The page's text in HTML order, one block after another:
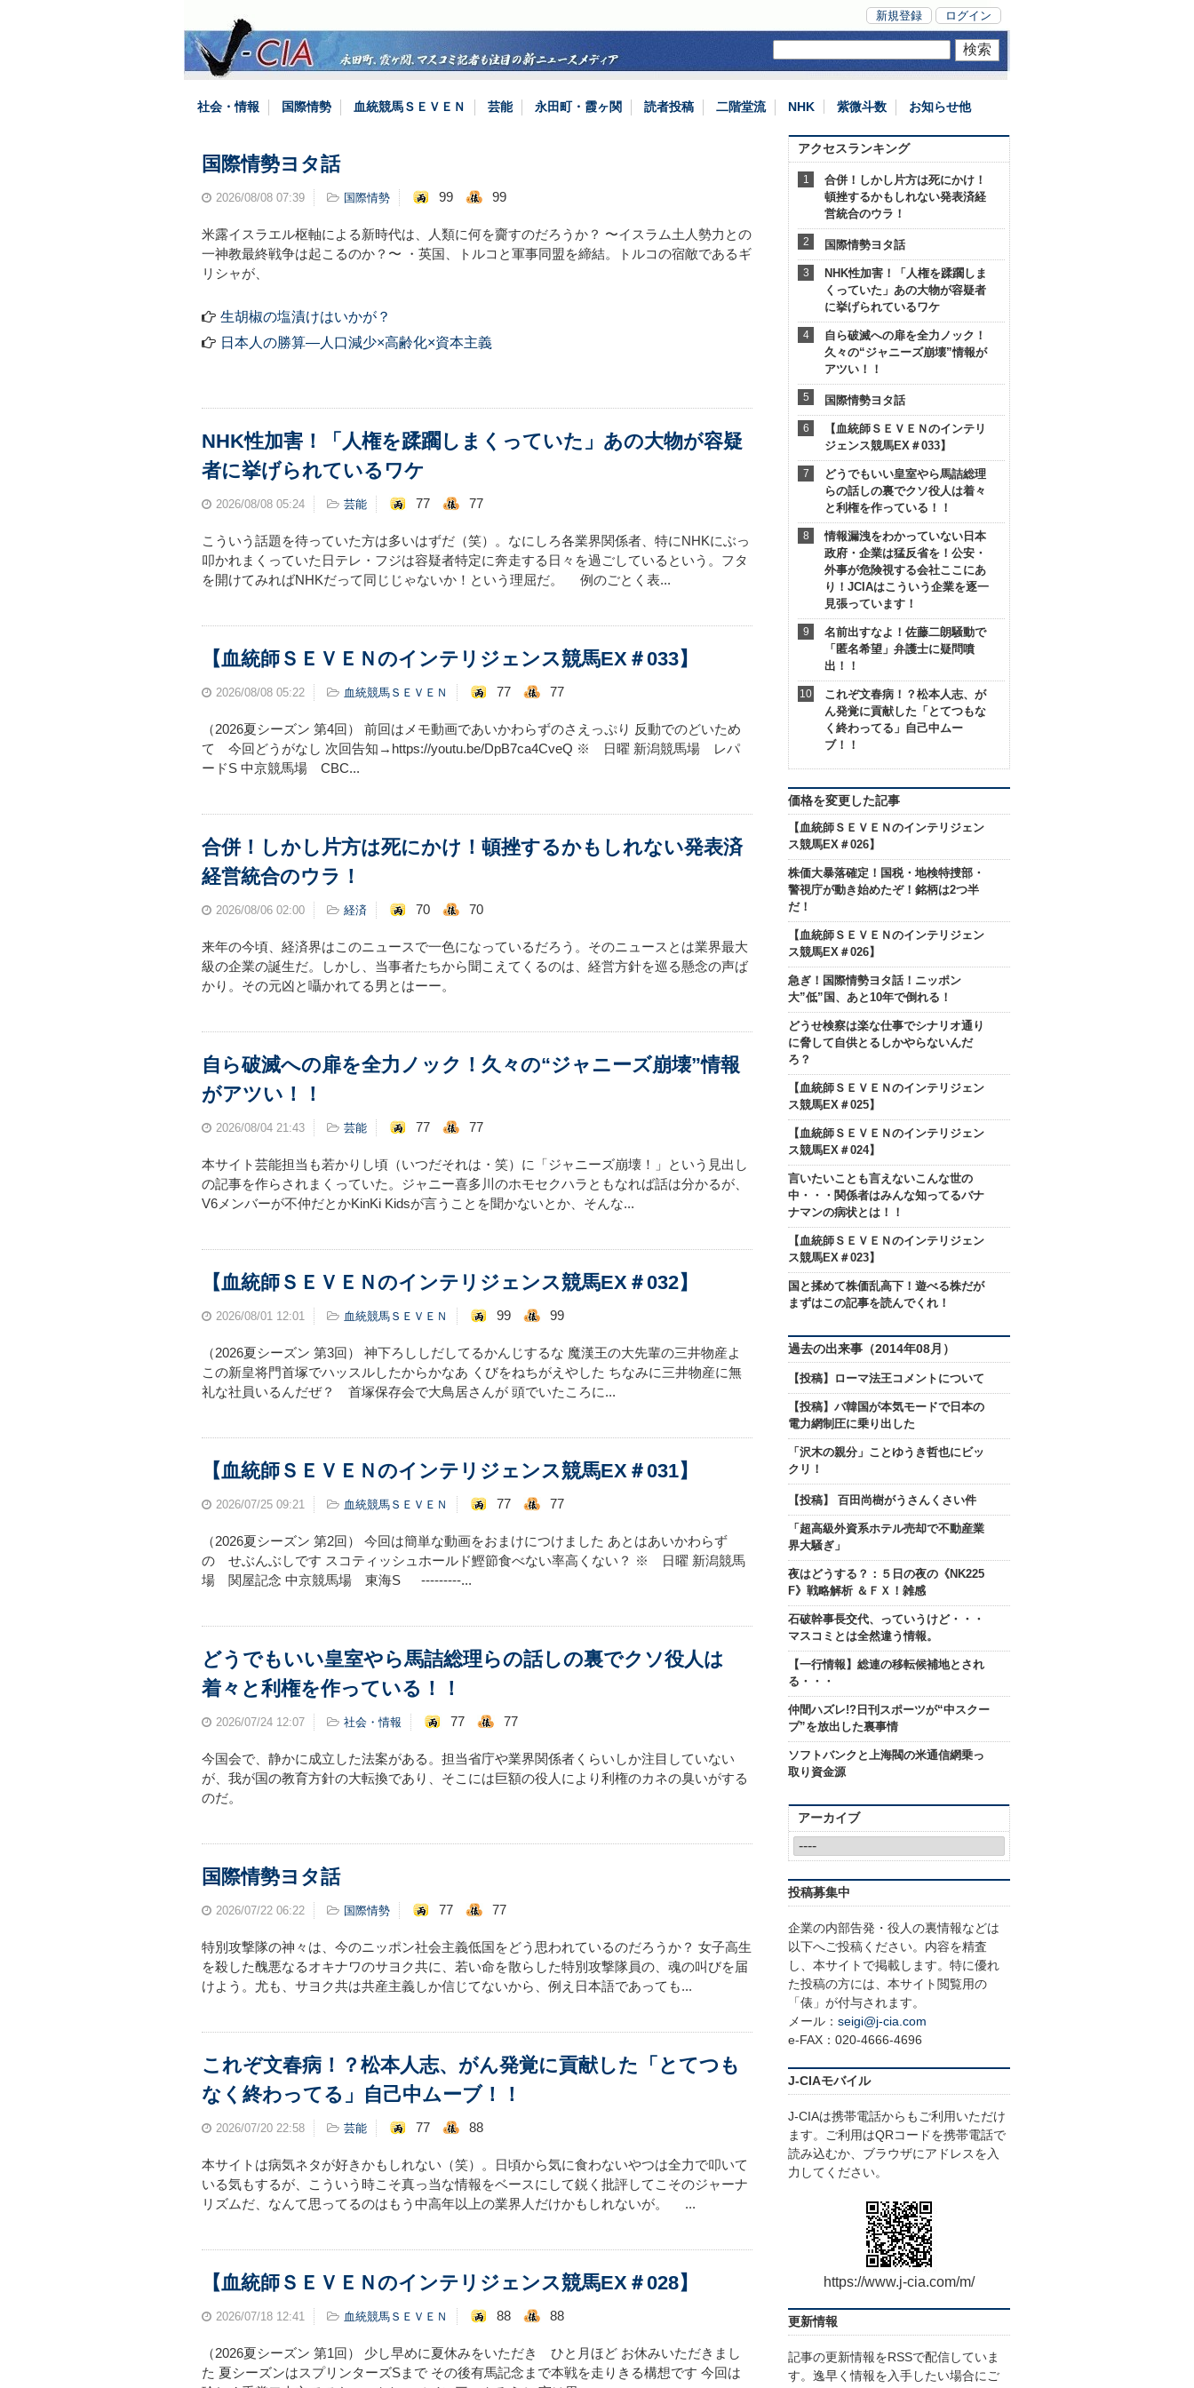
新規登録 ログイン
社会・情報 国際情勢 血統競馬ＳＥＶＥＮ 芸能 永田町・霞ヶ関 読者投稿 二階堂流 NHK 紫微斗数 お知らせ他
国際情勢ヨタ話
2026/08/08 07:39 国際情勢 99 99
米露イスラエル枢軸による新時代は、人類に何を齎すのだろうか？ 〜イスラム土人勢力との
一神教最終戦争は起こるのか？〜 ・英国、トルコと軍事同盟を締結。トルコの宿敵であるギ
リシャが、
生胡椒の塩漬けはいかが？
日本人の勝算―人口減少×高齢化×資本主義
NHK性加害！「人権を蹂躙しまくっていた」あの大物が容疑
者に挙げられているワケ
2026/08/08 05:24 芸能 77 77
こういう話題を待っていた方は多いはずだ（笑）。なにしろ各業界関係者、特にNHKにぶっ
叩かれまくっていた日テレ・フジは容疑者特定に奔走する日々を過ごしているという。フタ
を開けてみればNHKだって同じじゃないか！という理屈だ。 例のごとく表...
【血統師ＳＥＶＥＮのインテリジェンス競馬EX＃033】
2026/08/08 05:22 血統競馬ＳＥＶＥＮ 77 77
（2026夏シーズン 第4回） 前回はメモ動画であいかわらずのさえっぷり 反動でのどいため
て 今回どうがなし 次回告知→https://youtu.be/DpB7ca4CveQ ※ 日曜 新潟競馬場 レパ
ードS 中京競馬場 CBC...
合併！しかし片方は死にかけ！頓挫するかもしれない発表済
経営統合のウラ！
2026/08/06 02:00 経済 70 70
来年の今頃、経済界はこのニュースで一色になっているだろう。そのニュースとは業界最大
級の企業の誕生だ。しかし、当事者たちから聞こえてくるのは、経営方針を巡る懸念の声ば
かり。その元凶と囁かれてる男とはーー。
自ら破滅への扉を全力ノック！久々の“ジャニーズ崩壊”情報
がアツい！！
2026/08/04 21:43 芸能 77 77
本サイト芸能担当も若かりし頃（いつだそれは・笑）に「ジャニーズ崩壊！」という見出し
の記事を作らされまくっていた。ジャニー喜多川のホモセクハラともなれば話は分かるが、
V6メンバーが不仲だとかKinKi Kidsが言うことを聞かないとか、そんな...
【血統師ＳＥＶＥＮのインテリジェンス競馬EX＃032】
2026/08/01 12:01 血統競馬ＳＥＶＥＮ 99 99
（2026夏シーズン 第3回） 神下ろししだしてるかんじするな 魔漢王の大先輩の三井物産よ
この新皇将門首塚でハッスルしたからかなあ くびをねちがえやした ちなみに三井物産に無
礼な社員いるんだぜ？ 首塚保存会で大鳥居さんが 頭でいたころに...
【血統師ＳＥＶＥＮのインテリジェンス競馬EX＃031】
2026/07/25 09:21 血統競馬ＳＥＶＥＮ 77 77
（2026夏シーズン 第2回） 今回は簡単な動画をおまけにつけました あとはあいかわらず
の せぶんぶしです スコティッシュホールド鰹節食べない率高くない？ ※ 日曜 新潟競馬
場 関屋記念 中京競馬場 東海S ---------...
どうでもいい皇室やら馬詰総理らの話しの裏でクソ役人は
着々と利権を作っている！！
2026/07/24 12:07 社会・情報 77 77
今国会で、静かに成立した法案がある。担当省庁や業界関係者くらいしか注目していない
が、我が国の教育方針の大転換であり、そこには巨額の役人により利権のカネの臭いがする
のだ。
国際情勢ヨタ話
2026/07/22 06:22 国際情勢 77 77
特別攻撃隊の神々は、今のニッポン社会主義低国をどう思われているのだろうか？ 女子高生
を殺した醜悪なるオキナワのサヨク共に、若い命を散らした特別攻撃隊員の、魂の叫びを届
けよう。尤も、サヨク共は共産主義しか信じてないから、例え日本語であっても...
これぞ文春病！？松本人志、がん発覚に貢献した「とてつも
なく終わってる」自己中ムーブ！！
2026/07/20 22:58 芸能 77 88
本サイトは病気ネタが好きかもしれない（笑）。日頃から気に食わないやつは全力で叩いて
いる気もするが、こういう時こそ真っ当な情報をベースにして鋭く批評してこそのジャーナ
リズムだ、なんて思ってるのはもう中高年以上の業界人だけかもしれないが。 ...
【血統師ＳＥＶＥＮのインテリジェンス競馬EX＃028】
2026/07/18 12:41 血統競馬ＳＥＶＥＮ 88 88
（2026夏シーズン 第1回） 少し早めに夏休みをいただき ひと月ほど お休みいただきまし
た 夏シーズンはスプリンターズSまで その後有馬記念まで本戦を走りきる構想です 今回は
アクセスランキング
合併！しかし片方は死にかけ！
頓挫するかもしれない発表済経
営統合のウラ！
国際情勢ヨタ話
NHK性加害！「人権を蹂躙しま
くっていた」あの大物が容疑者
に挙げられているワケ
自ら破滅への扉を全力ノック！
久々の“ジャニーズ崩壊”情報が
アツい！！
国際情勢ヨタ話
【血統師ＳＥＶＥＮのインテリ
ジェンス競馬EX＃033】
どうでもいい皇室やら馬詰総理
らの話しの裏でクソ役人は着々
と利権を作っている！！
情報漏洩をわかっていない日本
政府・企業は猛反省を！公安・
外事が危険視する会社ここにあ
り！JCIAはこういう企業を逐一
見張っています！
名前出すなよ！佐藤二朗騒動で
「匿名希望」弁護士に疑問噴
出！！
これぞ文春病！？松本人志、が
ん発覚に貢献した「とてつもな
く終わってる」自己中ムー
ブ！！
価格を変更した記事
【血統師ＳＥＶＥＮのインテリジェン
ス競馬EX＃026】
株価大暴落確定！国税・地検特捜部・
警視庁が動き始めたぞ！銘柄は2つ半
だ！
【血統師ＳＥＶＥＮのインテリジェン
ス競馬EX＃026】
急ぎ！国際情勢ヨタ話！ニッポン
大”低”国、あと10年で倒れる！
どうせ検察は楽な仕事でシナリオ通り
に脅して自供とるしかやらないんだ
ろ？
【血統師ＳＥＶＥＮのインテリジェン
ス競馬EX＃025】
【血統師ＳＥＶＥＮのインテリジェン
ス競馬EX＃024】
言いたいことも言えないこんな世の
中・・・関係者はみんな知ってるバナ
ナマンの病状とは！！
【血統師ＳＥＶＥＮのインテリジェン
ス競馬EX＃023】
国と揉めて株価乱高下！遊べる株だが
まずはこの記事を読んでくれ！
過去の出来事（2014年08月）
【投稿】ローマ法王コメントについて
【投稿】バ韓国が本気モードで日本の
電力網制圧に乗り出した
「沢木の親分」ことゆうき哲也にビッ
クリ！
【投稿】 百田尚樹がうさんくさい件
「超高級外資系ホテル売却で不動産業
界大騒ぎ」
夜はどうする？：５日の夜の《NK225
F》戦略解析 ＆ＦＸ！雑感
石破幹事長交代、っていうけど・・・
マスコミとは全然違う情報。
【一行情報】総連の移転候補地とされ
る・・・
仲間ハズレ!?日刊スポーツが“中スクー
プ”を放出した裏事情
ソフトバンクと上海閥の米通信網乗っ
取り資金源
アーカイブ
投稿募集中
企業の内部告発・役人の裏情報などは
以下へご投稿ください。内容を精査
し、本サイトで掲載します。特に優れ
た投稿の方には、本サイト閲覧用の
「俵」が付与されます。
メール： seigi@j-cia.com
e-FAX：020-4666-4696
J-CIAモバイル
J-CIAは携帯電話からもご利用いただけ
ます。ご利用はQRコードを携帯電話で
読み込むか、ブラウザにアドレスを入
力してください。
https://www.j-cia.com/m/
更新情報
記事の更新情報をRSSで配信していま
す。逸早く情報を入手したい場合にご